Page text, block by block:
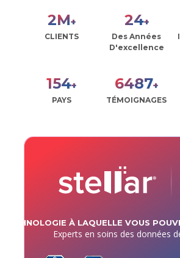
2M+
CLIENTS
27+
Des Années
D'excellence
172+
PAYS
7255+
TÉMOIGNAGES
TECHNOLOGIE À LAQUELLE VOUS
Experts en soins des données